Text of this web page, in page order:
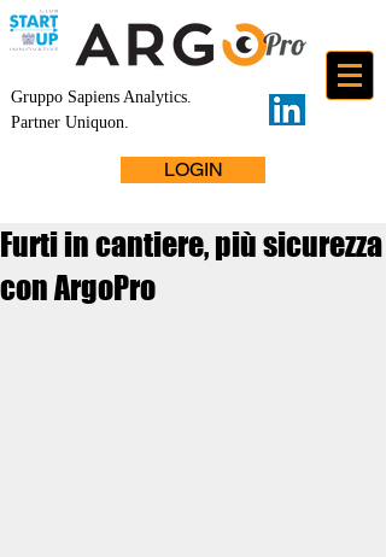
Gruppo Sapiens Analytics.
Partner Uniquon.
LOGIN
Furti in cantiere, più sicurezza
con ArgoPro